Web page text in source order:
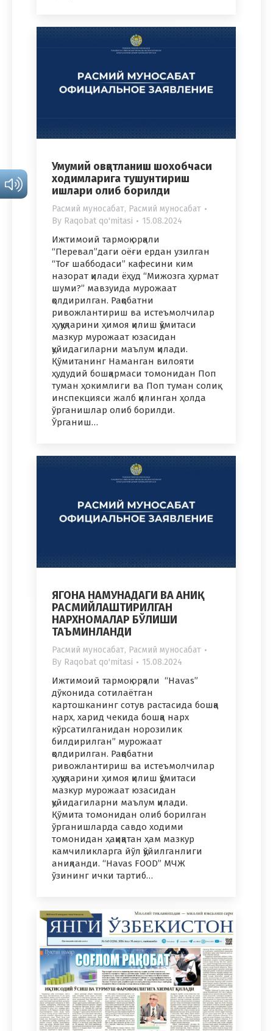
Умумий овқатланиш шохобчаси
ходимларига тушунтириш
ишлари олиб борилди
Расмий муносабат, Расмий муносабат
By Raqobat qo'mitasi 15.08.2024
Ижтимоий тармоқ орқали
“Перевал”даги оёғи ердан узилган
“Тоғ шаббодаси” кафесини ким
назорат қилади ёҳуд “Мижозга ҳурмат
шуми?” мавзуида мурожаат
қолдирилган. Рақобатни
ривожлантириш ва истеъмолчилар
ҳуқуқларини ҳимоя қилиш қўмитаси
мазкур мурожаат юзасидан
қуйидагиларни маълум қилади.
Қўмитанинг Наманган вилояти
ҳудудий бошқармаси томонидан Поп
туман ҳокимлиги ва Поп туман солиқ
инспекцияси жалб қилинган ҳолда
ўрганишлар олиб борилди.
Ўрганиш…
ЯГОНА НАМУНАДАГИ ВА АНИҚ
РАСМИЙЛАШТИРИЛГАН
НАРХНОМАЛАР БЎЛИШИ
ТАЪМИНЛАНДИ
Расмий муносабат, Расмий муносабат
By Raqobat qo'mitasi 15.08.2024
Ижтимоий тармоқ орқали “Havas”
дўконида сотилаётган
картошканинг сотув растасида бошқа
нарх, харид чекида бошқа нарх
кўрсатилганидан норозилик
билдирилган” мурожаат
қолдирилган. Рақобатни
ривожлантириш ва истеъмолчилар
ҳуқуқларини ҳимоя қилиш қўмитаси
мазкур мурожаат юзасидан
қуйидагиларни маълум қилади.
Қўмита томонидан олиб борилган
ўрганишларда савдо ходими
томонидан ҳақиқатан ҳам мазкур
камчиликларга йўл қўйилганлиги
аниқланди. “Havas FOOD” МЧЖ
ўзининг ички тартиб…